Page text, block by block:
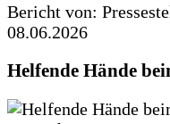
Bericht von:
08.06.2026
Helfende Hände